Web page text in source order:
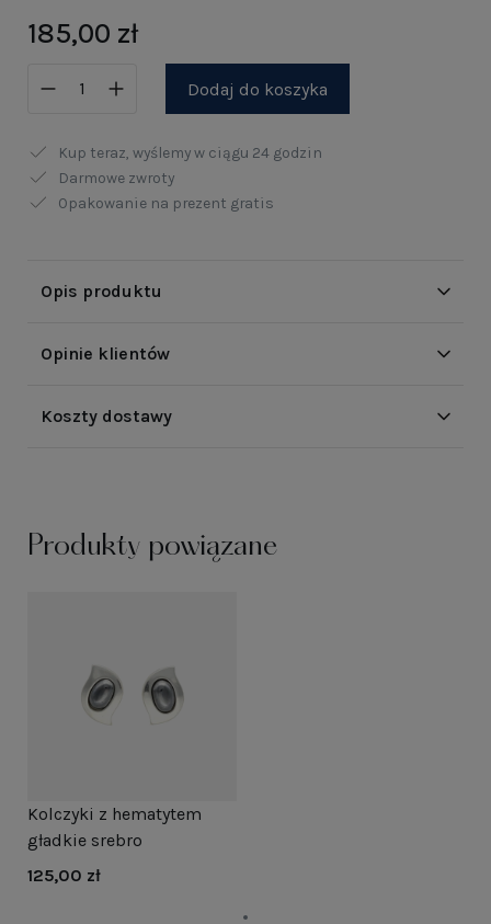
185,00 zł
Dodaj do koszyka
Kup teraz, wyślemy w ciągu 24 godzin
Darmowe zwroty
Opakowanie na prezent gratis
Opis produktu
Opinie klientów
Koszty dostawy
Produkty powiązane
Kolczyki z hematytem
gładkie srebro
125,00 zł